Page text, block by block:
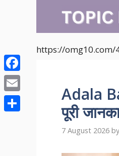
https://omg10.com/
Adala
पूरी
7 August 2026 by
Facebook
Email